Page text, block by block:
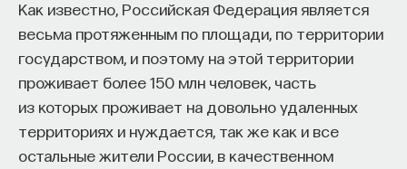
Как известно, Российская Федерация является
весьма протяженным по площади, по территории
государством, и поэтому на этой территории
проживает более 150 млн человек, часть
из которых проживает на довольно удаленных
территориях и нуждается, так же как и все
остальные жители России, в качественном
восполнялись и мы просыпались отдохнувшими.
Ответы на эти и другие вопросы можно найти,
записавшисьна курс «Наука сна: как управлять
своим сном».
Пройдя этот курс, вы научитесь: